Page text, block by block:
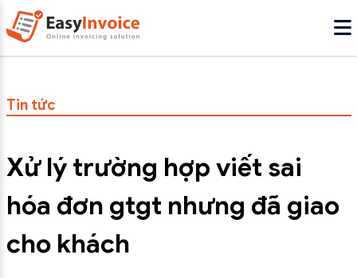
Tin tức
Xử lý trường hợp viết sai
hóa đơn gtgt nhưng đã giao
cho khách